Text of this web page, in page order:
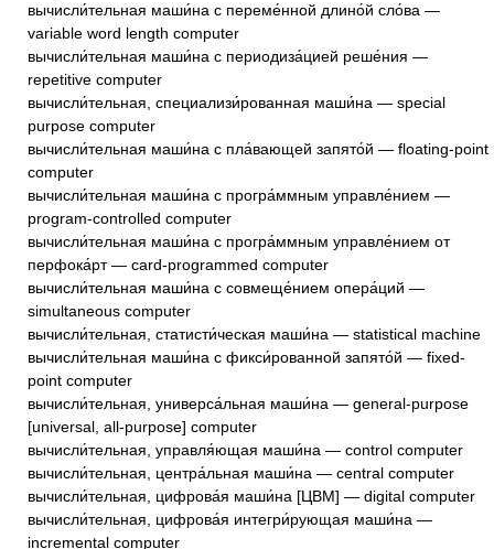
вычисли́тельная маши́на с переме́нной длино́й сло́ва —
variable word length computer
вычисли́тельная маши́на с периодиза́цией реше́ния —
repetitive computer
вычисли́тельная, специализи́рованная маши́на — special
purpose computer
вычисли́тельная маши́на с пла́вающей запято́й — floating-point
computer
вычисли́тельная маши́на с програ́ммным управле́нием —
program-controlled computer
вычисли́тельная маши́на с програ́ммным управле́нием от
перфока́рт — card-programmed computer
вычисли́тельная маши́на с совмеще́нием опера́ций —
simultaneous computer
вычисли́тельная, статисти́ческая маши́на — statistical machine
вычисли́тельная маши́на с фикси́рованной запято́й — fixed-
point computer
вычисли́тельная, универса́льная маши́на — general-purpose
[universal, all-purpose] computer
вычисли́тельная, управля́ющая маши́на — control computer
вычисли́тельная, центра́льная маши́на — central computer
вычисли́тельная, цифрова́я маши́на [ЦВМ] — digital computer
вычисли́тельная, цифрова́я интегри́рующая маши́на —
incremental computer